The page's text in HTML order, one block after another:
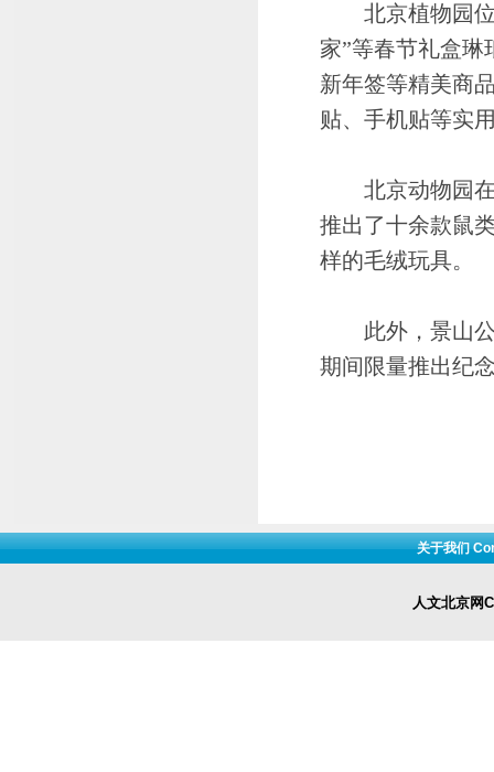
北京植物园位
家”等春节礼盒
新年签等精美商
贴、手机贴等实
北京动物园在
推出了十余款鼠
样的毛绒玩具。
此外，景山公
期间限量推出纪
人文北京网
关于我们